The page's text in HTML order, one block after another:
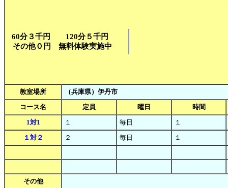
60分３千円 120分５千円
その他０円 無料体験実施中
教室場所
（兵庫県）伊丹市
コース名
定員 曜日
時間
1対1
１ 毎日
１
１対２
２ 毎日 １
その他